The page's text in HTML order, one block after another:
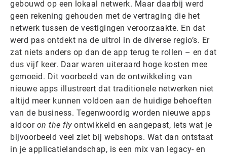
gebouwd op een lokaal netwerk. Maar daarbij werd
geen rekening gehouden met de vertraging die het
netwerk tussen de vestigingen veroorzaakte. En dat
werd pas ontdekt na de uitrol in de diverse regio’s. Er
zat niets anders op dan de app terug te rollen – en dat
dus vijf keer. Daar waren uiteraard hoge kosten mee
gemoeid. Dit voorbeeld van de ontwikkeling van
nieuwe apps illustreert dat traditionele netwerken niet
altijd meer kunnen voldoen aan de huidige behoeften
van de business. Tegenwoordig worden nieuwe apps
aldoor on the flyontwikkeld en aangepast, iets wat je
bijvoorbeeld veel ziet bij webshops. Wat dan ontstaat
in je applicatielandschap, is een mix van legacy- en